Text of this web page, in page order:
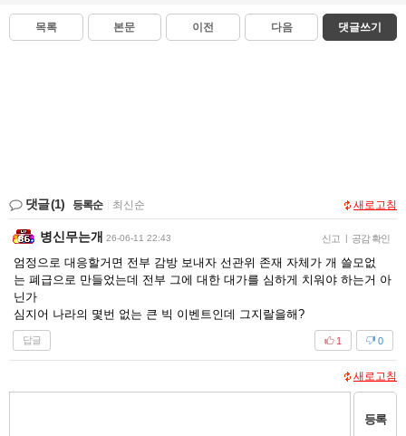
목록 본문 이전 다음 댓글쓰기
댓글(1) 등록순 최신순 새로고침
병신무는개 26-06-11 22:43 신고 공감 확인
엄정으로 대응할거면 전부 감방 보내자 선관위 존재 자체가 개 쓸모없
는 폐급으로 만들었는데 전부 그에 대한 대가를 심하게 치워야 하는거 아
닌가
심지어 나라의 몇번 없는 큰 빅 이벤트인데 그지랄을해?
답글 0
1
새로고침
등록